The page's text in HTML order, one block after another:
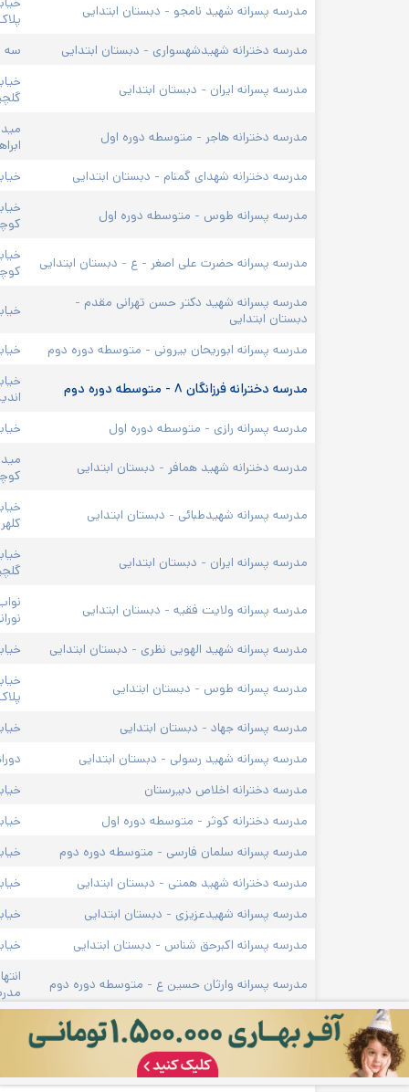
مدرسه پسرانه شهید نامجو - دبستان ابتدایی
مدرسه دخترانه شهیدشهسواری - دبستان ابتدایی
سه
مدرسه پسرانه ایران - دبستان ابتدایی
مدرسه دخترانه هاجر - متوسطه دوره اول
مدرسه دخترانه شهدای گمنام - دبستان ابتدایی
مدرسه پسرانه طوس - متوسطه دوره اول
مدرسه پسرانه حضرت علی اصغر - ع - دبستان ابتدایی
مدرسه پسرانه شهید دکتر حسن تهرانی مقدم -
دبستان ابتدایی
مدرسه پسرانه ابوریحان بیرونی - متوسطه دوره دوم
مدرسه دخترانه فرزانگان ۸ - متوسطه دوره دوم
مدرسه پسرانه رازی - متوسطه دوره اول
مدرسه دخترانه شهید همافر - دبستان ابتدایی
مدرسه پسرانه شهیدطبائی - دبستان ابتدایی
مدرسه پسرانه ایران - دبستان ابتدایی
مدرسه پسرانه ولایت فقیه - دبستان ابتدایی
مدرسه پسرانه شهید الهویی نظری - دبستان ابتدایی
مدرسه پسرانه طوس - دبستان ابتدایی
پلاک۴۶/
مدرسه پسرانه جهاد - دبستان ابتدایی
مدرسه پسرانه شهید رسولی - دبستان ابتدایی
مدرسه دخترانه اخلاص دبیرستان
مدرسه دخترانه کوثر - متوسطه دوره اول
مدرسه پسرانه سلمان فارسی - متوسطه دوره دوم
مدرسه دخترانه شهید همتی - دبستان ابتدایی
مدرسه پسرانه شهیدعزیزی - دبستان ابتدایی
مدرسه پسرانه اکبرحق شناس - دبستان ابتدایی
مدرسه پسرانه وارثان حسین ع - متوسطه دوره دوم
مدرسه پسرانه شهید اصانلو - دبستان ابتدایی
مدرسه پسرانه علامه حلی ۱۱ - متوسطه دوره دوم